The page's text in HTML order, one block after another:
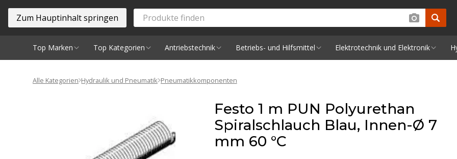
Zum Hauptinhalt springen
Top Marken Top Kategorien Antriebstechnik Betriebs- und Hilfsmittel Elektrotechnik und Elektronik
Alle Kategorien Hydraulik und Pneumatik Pneumatikkomponenten
Festo 1 m PUN Polyurethan
Spiralschlauch Blau, Innen-Ø 7
mm 60 °C